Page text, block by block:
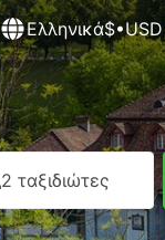
Ελληνικά$•USD
2 ταξιδιώτες